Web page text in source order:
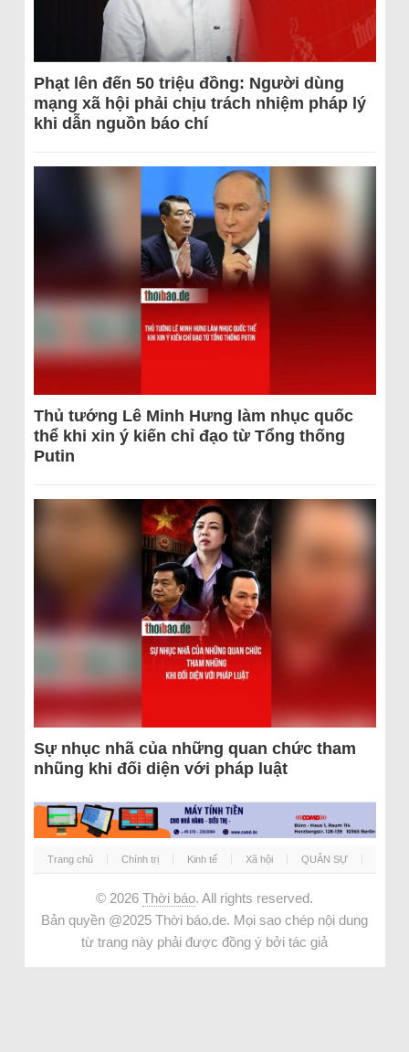
Phạt lên đến 50 triệu đồng: Người dùng
mạng xã hội phải chịu trách nhiệm pháp lý
khi dẫn nguồn báo chí
Thủ tướng Lê Minh Hưng làm nhục quốc
thể khi xin ý kiến chỉ đạo từ Tổng thống
Putin
Sự nhục nhã của những quan chức tham
nhũng khi đối diện với pháp luật
Trang chủ Chính trị Kinh tế Xã hội QUÂN SỰ
© 2026 Thời báo. All rights reserved.
Bản quyền @2025 Thời báo.de. Mọi sao chép nội dung
từ trang này phải được đồng ý bởi tác giả